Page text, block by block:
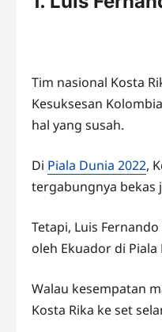
Tim nasional Kosta
Kesuksesan
hal yang susah.
Di Piala Dunia 2022,
tergabungnya bekas
Tetapi, Luis
oleh Ekuador di
Walau kesempatan
Kosta Rika ke set